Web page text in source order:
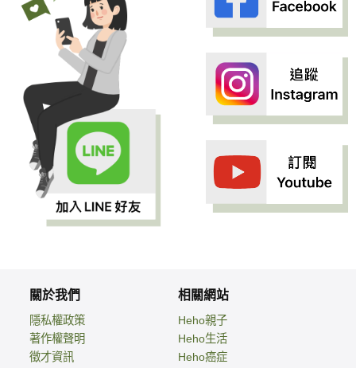
關於我們
隱私權政策
著作權聲明
徵才資訊
相關網站
Heho親子
Heho生活
Heho癌症